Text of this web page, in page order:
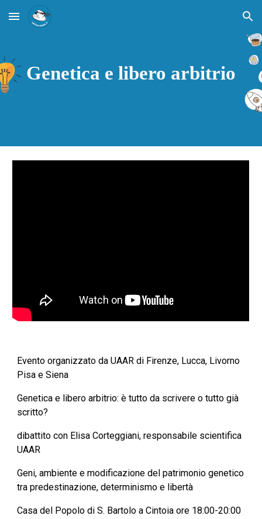
Skip to main content Skip to navigation
Genetica e libero arbitrio
Evento organizzato da UAAR di Firenze, Lucca, Livorno
Pisa e Siena
Genetica e libero arbitrio: è tutto da scrivere o tutto già
scritto?
dibattito con Elisa Corteggiani, responsabile scientifica
UAAR
Geni, ambiente e modificazione del patrimonio genetico
tra predestinazione, determinismo e libertà
Casa del Popolo di S. Bartolo a Cintoia ore 18:00-20:00